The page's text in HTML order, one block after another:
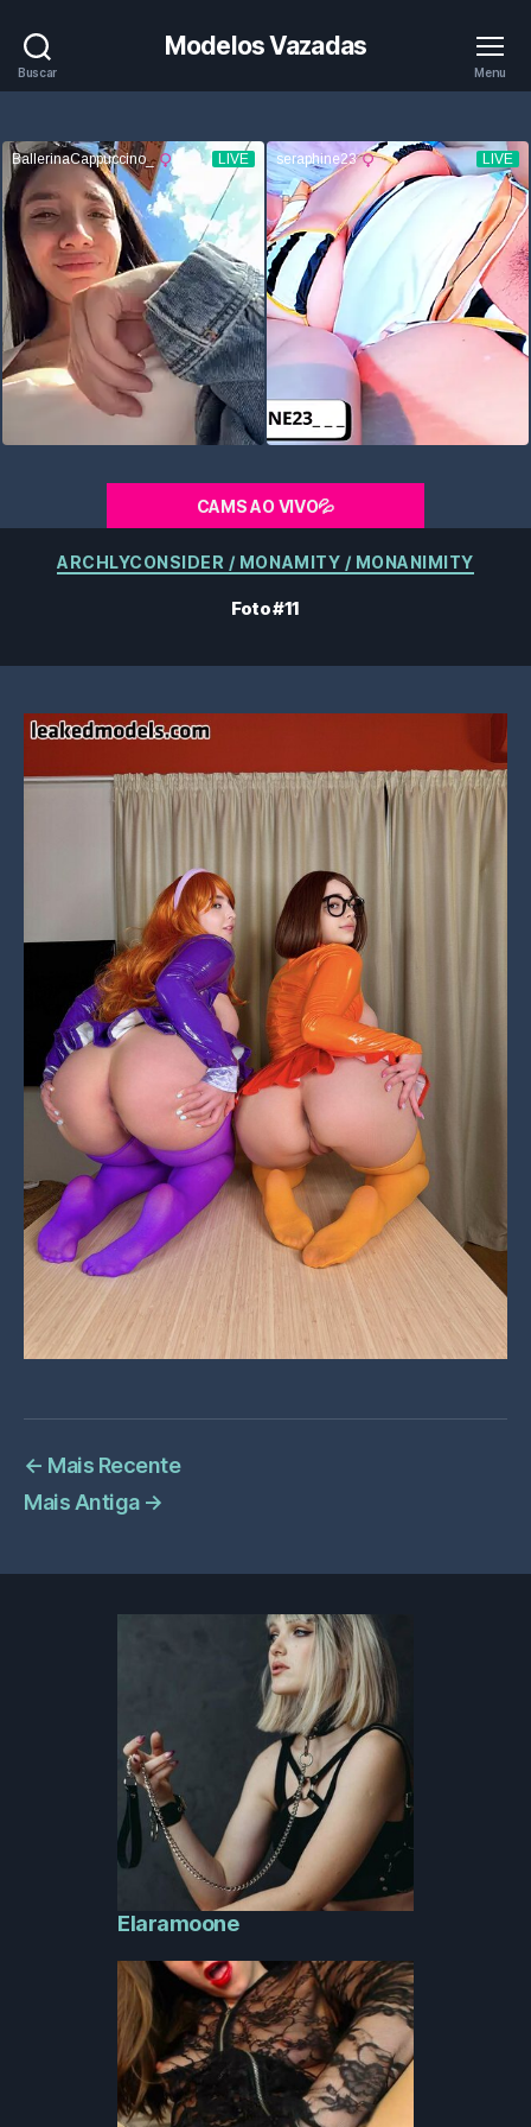
Buscar
Modelos Vazadas
Menu
CAMS AO VIVO💦
Categorias
ARCHLYCONSIDER / MONAMITY / MONANIMITY
Foto #11
← Mais Recente
Mais Antiga →
Elaramoone